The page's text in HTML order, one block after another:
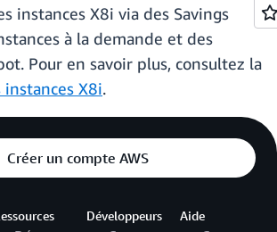
instances X8i via des Savings
à la demande et des
Pour en savoir plus, consultez la
instances X8i.
Créer un compte AWS
Développeurs Aide